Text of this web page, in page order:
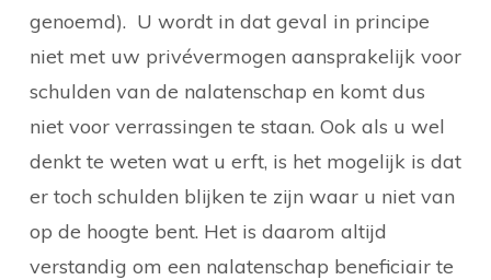
genoemd). U wordt in dat geval in principe
niet met uw privévermogen aansprakelijk voor
schulden van de nalatenschap en komt dus
niet voor verrassingen te staan. Ook als u wel
denkt te weten wat u erft, is het mogelijk is dat
er toch schulden blijken te zijn waar u niet van
op de hoogte bent. Het is daarom altijd
verstandig om een nalatenschap beneficiair te